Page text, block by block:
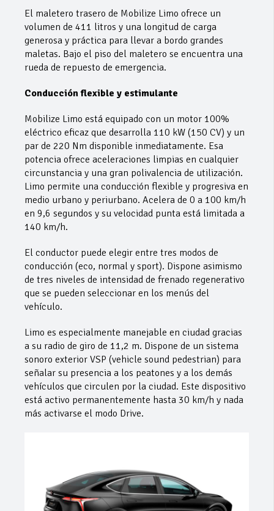
El maletero trasero de Mobilize Limo ofrece un
volumen de 411 litros y una longitud de carga
generosa y práctica para llevar a bordo grandes
maletas. Bajo el piso del maletero se encuentra una
rueda de repuesto de emergencia.
Conducción flexible y estimulante
Mobilize Limo está equipado con un motor 100%
eléctrico eficaz que desarrolla 110 kW (150 CV) y un
par de 220 Nm disponible inmediatamente. Esa
potencia ofrece aceleraciones limpias en cualquier
circunstancia y una gran polivalencia de utilización.
Limo permite una conducción flexible y progresiva en
medio urbano y periurbano. Acelera de 0 a 100 km/h
en 9,6 segundos y su velocidad punta está limitada a
140 km/h.
El conductor puede elegir entre tres modos de
conducción (eco, normal y sport). Dispone asimismo
de tres niveles de intensidad de frenado regenerativo
que se pueden seleccionar en los menús del
vehículo.
Limo es especialmente manejable en ciudad gracias
a su radio de giro de 11,2 m. Dispone de un sistema
sonoro exterior VSP (vehicle sound pedestrian) para
señalar su presencia a los peatones y a los demás
vehículos que circulen por la ciudad. Este dispositivo
está activo permanentemente hasta 30 km/h y nada
más activarse el modo Drive.